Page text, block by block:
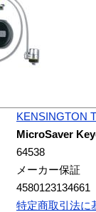
KENSINGTON
MicroSaver
64538
メーカー保証
4580123134661
特定商取引法に